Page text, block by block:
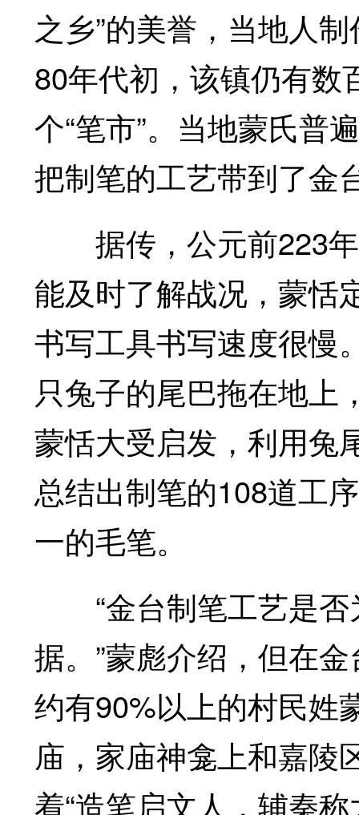
之乡”的美誉，当地人
80年代初，该镇仍有数
个“笔市”。当地蒙氏普
把制笔的工艺带到了金
据传，公元前223年
能及时了解战况，蒙恬
书写工具书写速度很慢
只兔子的尾巴拖在地上
蒙恬大受启发，利用兔
总结出制笔的108道工
一的毛笔。
“金台制笔工艺是否
据。”蒙彪介绍，但在
约有90%以上的村民姓
庙，家庙神龛上和嘉陵
着“造笔启文人，辅秦